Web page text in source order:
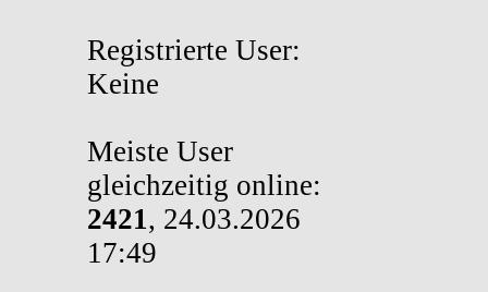
Registrierte User:
Keine
Meiste User
gleichzeitig online:
2421, 24.03.2026
17:49